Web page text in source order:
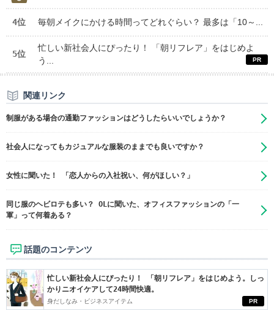
4位 毎朝メイクにかける時間ってどれぐらい？ 最多は「10～...
5位
忙しい新社会人にぴったり！ 「朝リフレア」をはじめよ
う...
関連リンク
制服がある場合の通勤ファッションはどうしたらいいでしょうか？
社会人になってもカジュアルな服装のままでも良いですか？
女性に聞いた！ 「恋人からの入社祝い、何がほしい？」
同じ服のヘビロテも多い？ OLに聞いた、オフィスファッションの「一
軍」って何着ある？
話題のコンテンツ
PR
忙しい新社会人にぴったり！ 「朝リフレア」をはじめよう。しっ
かりニオイケアして24時間快適。
身だしなみ・ビジネスアイテム